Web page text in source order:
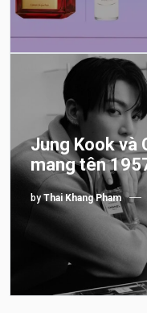
Jung Kook và
mang tên
byThai Khang Pham